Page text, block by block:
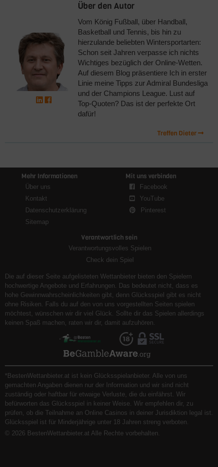
Über den Autor
Vom König Fußball, über Handball,
Basketball und Tennis, bis hin zu
hierzulande beliebten Wintersportarten:
Schon seit Jahren verpasse ich nichts
Wichtiges bezüglich der Online-Wetten.
Auf diesem Blog präsentiere Ich in erster
Linie meine Tipps zur Admiral Bundesliga
und der Champions League. Lust auf
Top-Quoten? Das ist der perfekte Ort
dafür!
Treffen Dieter
Mehr Informationen
Über uns
Kontakt
Datenschutzerklärung
Sitemap
Mit uns verbinden
Facebook
YouTube
Pinterest
Verantwortlich sein
Verantwortungsvolles Spielen
Check dein Spiel
Die auf dieser Seite aufgelisteten Wettanbieter bieten den Spielern
hochwertige Angebote und Erfahrungen. Das bedeutet nicht, dass es
hohe Gewinnwahrscheinlichkeiten gibt, denn Glücksspiel gibt es nicht
ohne Risiken. Falls du auf den von uns vorgestellten Seiten spielen
möchtest, wünschen wir dir viel Glück. Sollte dir das Spielen allerdings
keinen Spaß machen, raten wir dir, damit aufzuhören.
*BestenWettanbieter.at ist kein Glücksspielanbieter. Alle von uns
gemachten Angaben dienen nur der Information und wir sind nicht
zuständig oder haftbar für etwaige Verluste, die du einfährst. Wir
befürworten das Glücksspiel in keiner Weise. Wir empfehlen dir, zu
prüfen, ob die Teilnahme an Online Casinos in deiner Jurisdiktion legal ist.
Glücksspiel ist für Minderjährige unter 18 Jahren streng verboten.
© 2026 BestenWettanbieter.at Alle Rechte vorbehalten.